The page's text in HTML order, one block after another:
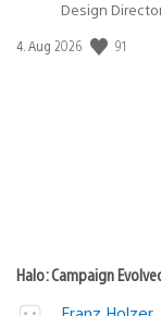
Design
Veröffentlichungsdatum:
4. Aug 2026 91
Halo: Campaign